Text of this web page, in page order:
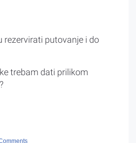
rezervirati putovanje i do
trebam dati prilikom